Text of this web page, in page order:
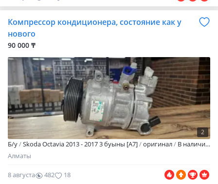
Компрессор кондиционера, состояние как у
нового
90 000 ₸
2
Б/y Skoda Octavia 2013 - 2017 3 буыны [A7] оригинал
В наличии. Пробег не большой. Масло залито.100% рабочий.10109
Алматы
8 августа 482 18